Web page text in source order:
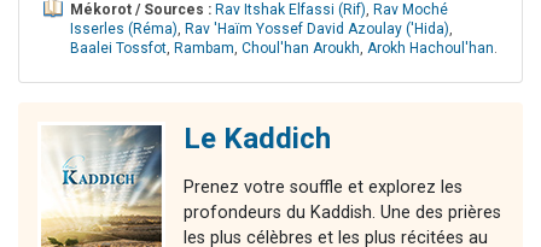
Mékorot / Sources : Rav Itshak Elfassi (Rif), Rav Moché
Isserles (Réma), Rav 'Haïm Yossef David Azoulay ('Hida),
Baalei Tossfot, Rambam, Choul'han Aroukh, Arokh Hachoul'han.
Le Kaddich
Prenez votre souffle et explorez les
profondeurs du Kaddish. Une des prières
les plus célèbres et les plus récitées au